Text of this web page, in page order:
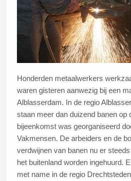
Honderden metaalwerkers
waren gisteren aanwezig bij een
Alblasserdam. In de regio
staan meer dan duizend banen op
bijeenkomst was georganiseerd
Vakmensen. De arbeiders en de
verdwijnen van banen nu er
het buitenland worden ingehuurd.
met name in de regio